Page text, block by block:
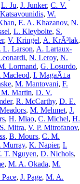
L. Ju, J. Junker, C. V.
, W.
, E. A. Khazanov, N.
, L. Kleybolte, S.
, V. Kringel, A. KrÃ³lak,
L. Larson, A. Lartaux-
, N. Leroy, N.
Lormand, G. Losurdo,
Macleod, I. MagaÃ±a
, M. Mantovani, F.
Martin, D. V.
, R. McCarthy, D. E.
, M. Mehmet, J.
, H. Miao, C. Michel, H.
S. Mitra, V. P. Mitrofanov,
, B. Mours, C. M.
Murray, K. Napier, I.
T. Nguyen, D. Nichols,
, M. A. Okada, M.
, J. Page, M. A.